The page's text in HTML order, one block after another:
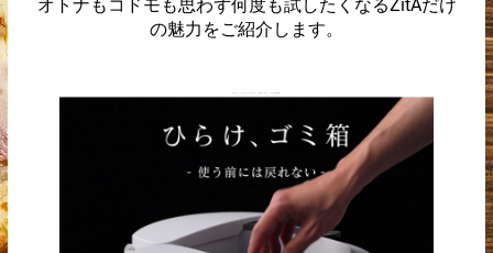
オトナもコドモも思わず何度も試したくなるZitAだけ
の魅力をご紹介します。